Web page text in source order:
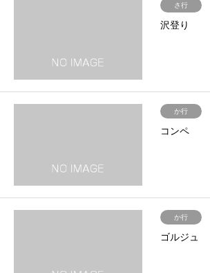
さ行
沢登り
か行
コンペ
か行
ゴルジュ